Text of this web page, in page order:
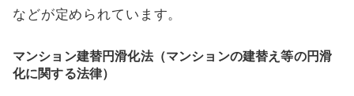
などが定められています。
マンション建替円滑化法（マンションの建替え等の円滑
化に関する法律）